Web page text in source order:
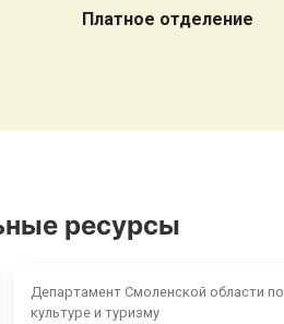
Платное отделение
ресурсы
Департамент Смоленской области по
культуре и туризму